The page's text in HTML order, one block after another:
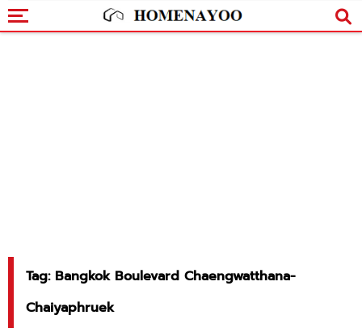
Tag: Bangkok Boulevard Chaengwatthana-
Chaiyaphruek